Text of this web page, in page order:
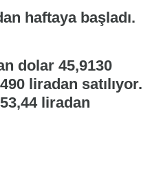
haftaya başladı.
dolar 45,9130
liradan satılıyor.
liradan